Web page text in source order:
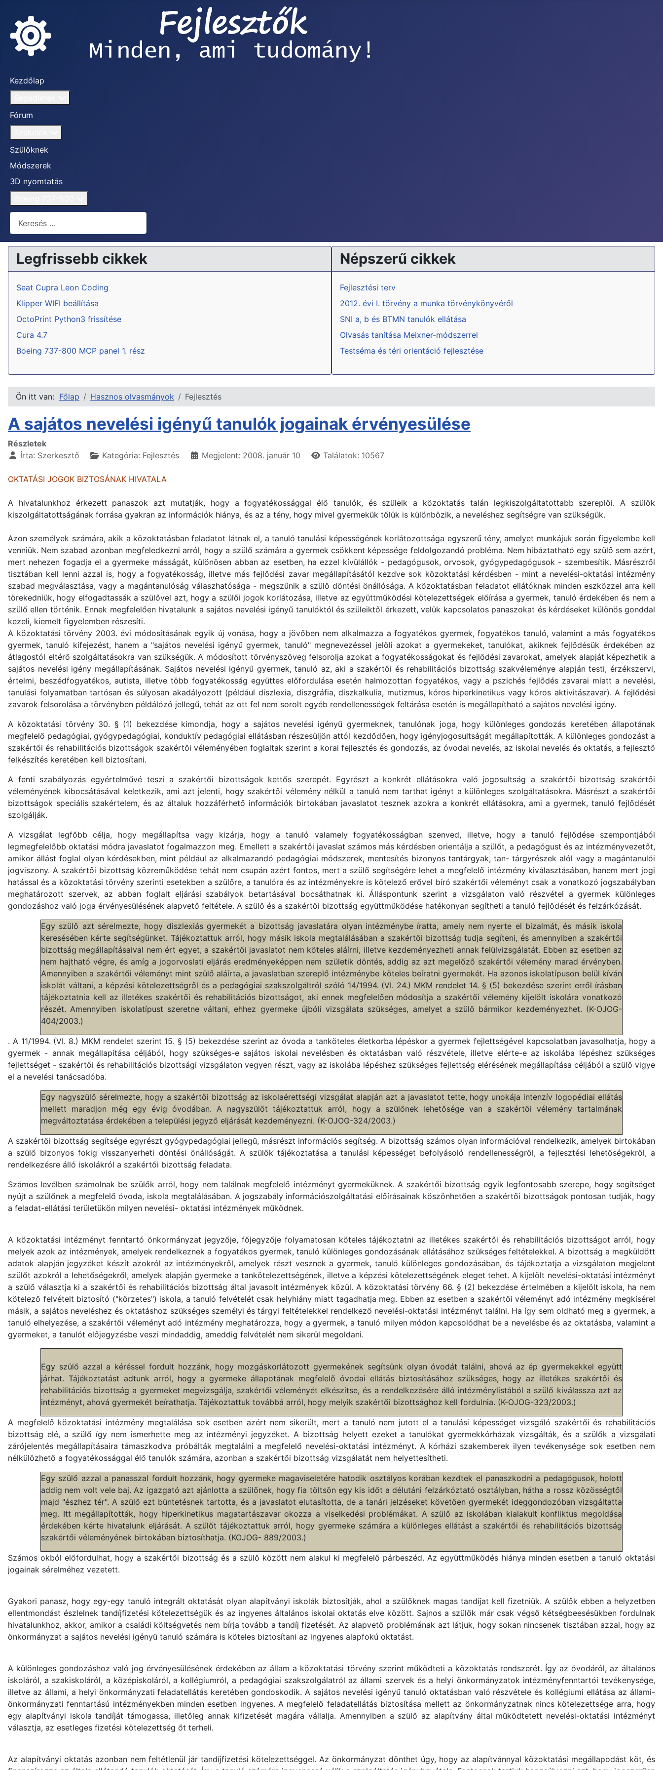
Kezdőlap
Fórum
Szülőknek
Módszerek
3D nyomtatás
Keresés...
Legfrissebb cikkek
Seat Cupra Leon Coding
Klipper WIFI beállítása
OctoPrint Python3 frissítése
Cura 4.7
Boeing 737-800 MCP panel 1. rész
Népszerű cikkek
Fejlesztési terv
2012. évi I. törvény a munka törvénykönyvéről
SNI a, b és BTMN tanulók ellátása
Olvasás tanítása Meixner-módszerrel
Testséma és téri orientáció fejlesztése
Ön itt van: Főlap Hasznos olvasmányok Fejlesztés
A sajátos nevelési igényű tanulók jogainak érvényesülése
Részletek
Írta: Szerkesztő Kategória: Fejlesztés Megjelent: 2008. január 10 Találatok: 10567
OKTATÁSI JOGOK BIZTOSÁNAK HIVATALA
A hivatalunkhoz érkezett panaszok azt mutatják, hogy a fogyatékossággal élő tanulók, és szüleik a közoktatás talán legkiszolgáltatottabb szereplői. A szülők
kiszolgáltatottságának forrása gyakran az információk hiánya, és az a tény, hogy mivel gyermekük tőlük is különbözik, a neveléshez segítségre van szükségük.
Azon személyek számára, akik a közoktatásban feladatot látnak el, a tanuló tanulási képességének korlátozottsága egyszerű tény, amelyet munkájuk során figyelembe kell
venniük. Nem szabad azonban megfeledkezni arról, hogy a szülő számára a gyermek csökkent képessége feldolgozandó probléma. Nem hibáztatható egy szülő sem azért,
mert nehezen fogadja el a gyermeke másságát, különösen abban az esetben, ha ezzel kívülállók - pedagógusok, orvosok, gyógypedagógusok - szembesítik. Másrészről
tisztában kell lenni azzal is, hogy a fogyatékosság, illetve más fejlődési zavar megállapításától kezdve sok közoktatási kérdésben - mint a nevelési-oktatási intézmény
szabad megválasztása, vagy a magántanulóság válaszhatósága - megszűnik a szülő döntési önállósága. A közoktatásban feladatot ellátóknak minden eszközzel arra kell
törekedniük, hogy elfogadtassák a szülővel azt, hogy a szülői jogok korlátozása, illetve az együttműködési kötelezettségek előírása a gyermek, tanuló érdekében és nem a
szülő ellen történik. Ennek megfelelően hivatalunk a sajátos nevelési igényű tanulóktól és szüleiktől érkezett, velük kapcsolatos panaszokat és kérdéseket különös gonddal
kezeli, kiemelt figyelemben részesíti.
A közoktatási törvény 2003. évi módosításának egyik új vonása, hogy a jövőben nem alkalmazza a fogyatékos gyermek, fogyatékos tanuló, valamint a más fogyatékos
gyermek, tanuló kifejezést, hanem a "sajátos nevelési igényű gyermek, tanuló" megnevezéssel jelöli azokat a gyermekeket, tanulókat, akiknek fejlődésük érdekében az
átlagostól eltérő szolgáltatásokra van szükségük. A módosított törvényszöveg felsorolja azokat a fogyatékosságokat és fejlődési zavarokat, amelyek alapját képezhetik a
sajátos nevelési igény megállapításának. Sajátos nevelési igényű gyermek, tanuló az, aki a szakértői és rehabilitációs bizottság szakvéleménye alapján testi, érzékszervi,
értelmi, beszédfogyatékos, autista, illetve több fogyatékosság együttes előfordulása esetén halmozottan fogyatékos, vagy a pszichés fejlődés zavarai miatt a nevelési,
tanulási folyamatban tartósan és súlyosan akadályozott (például diszlexia, diszgráfia, diszkalkulia, mutizmus, kóros hiperkinetikus vagy kóros aktivitászavar). A fejlődési
zavarok felsorolása a törvényben példálózó jellegű, tehát az ott fel nem sorolt egyéb rendellenességek feltárása esetén is megállapítható a sajátos nevelési igény.
A közoktatási törvény 30. § (1) bekezdése kimondja, hogy a sajátos nevelési igényű gyermeknek, tanulónak joga, hogy különleges gondozás keretében állapotának
megfelelő pedagógiai, gyógypedagógiai, konduktív pedagógiai ellátásban részesüljön attól kezdődően, hogy igényjogosultságát megállapították. A különleges gondozást a
szakértői és rehabilitációs bizottságok szakértői véleményében foglaltak szerint a korai fejlesztés és gondozás, az óvodai nevelés, az iskolai nevelés és oktatás, a fejlesztő
felkészítés keretében kell biztosítani.
A fenti szabályozás egyértelművé teszi a szakértői bizottságok kettős szerepét. Egyrészt a konkrét ellátásokra való jogosultság a szakértői bizottság szakértői
véleményének kibocsátásával keletkezik, ami azt jelenti, hogy szakértői vélemény nélkül a tanuló nem tarthat igényt a különleges szolgáltatásokra. Másrészt a szakértői
bizottságok speciális szakértelem, és az általuk hozzáférhető információk birtokában javaslatot tesznek azokra a konkrét ellátásokra, ami a gyermek, tanuló fejlődését
szolgálják.
A vizsgálat legfőbb célja, hogy megállapítsa vagy kizárja, hogy a tanuló valamely fogyatékosságban szenved, illetve, hogy a tanuló fejlődése szempontjából
legmegfelelőbb oktatási módra javaslatot fogalmazzon meg. Emellett a szakértői javaslat számos más kérdésben orientálja a szülőt, a pedagógust és az intézményvezetőt,
amikor állást foglal olyan kérdésekben, mint például az alkalmazandó pedagógiai módszerek, mentesítés bizonyos tantárgyak, tan- tárgyrészek alól vagy a magántanulói
jogviszony. A szakértői bizottság közreműködése tehát nem csupán azért fontos, mert a szülő segítségére lehet a megfelelő intézmény kiválasztásában, hanem mert jogi
hatással és a közoktatási törvény szerinti esetekben a szülőre, a tanulóra és az intézményekre is kötelező erővel bíró szakértői véleményt csak a vonatkozó jogszabályban
meghatározott szervek, az abban foglalt eljárási szabályok betartásával bocsáthatnak ki. Álláspontunk szerint a vizsgálaton való részvétel a gyermek különleges
gondozáshoz való joga érvényesülésének alapvető feltétele. A szülő és a szakértői bizottság együttműködése hatékonyan segítheti a tanuló fejlődését és felzárkózását.
Egy szülő azt sérelmezte, hogy diszlexiás gyermekét a bizottság javaslatára olyan intézménybe íratta, amely nem nyerte el bizalmát, és másik iskola
keresésében kérte segítségünket. Tájékoztattuk arról, hogy másik iskola megtalálásában a szakértői bizottság tudja segíteni, és amennyiben a szakértői
bizottság megállapításaival nem ért egyet, a szakértői javaslatot nem köteles aláírni, illetve kezdeményezheti annak felülvizsgálatát. Ebben az esetben az
nem hajtható végre, és amíg a jogorvoslati eljárás eredményeképpen nem születik döntés, addig az azt megelőző szakértői vélemény marad érvényben.
Amennyiben a szakértői véleményt mint szülő aláírta, a javaslatban szereplő intézménybe köteles beíratni gyermekét. Ha azonos iskolatípuson belül kíván
iskolát váltani, a képzési kötelezettségről és a pedagógiai szakszolgáltról szóló 14/1994. (VI. 24.) MKM rendelet 14. § (5) bekezdése szerint erről írásban
tájékoztatnia kell az illetékes szakértői és rehabilitációs bizottságot, aki ennek megfelelően módosítja a szakértői vélemény kijelölt iskolára vonatkozó
részét. Amennyiben iskolatípust szeretne váltani, ehhez gyermeke újbóli vizsgálata szükséges, amelyet a szülő bármikor kezdeményezhet. (K-OJOG-
404/2003.)
. A 11/1994. (VI. 8.) MKM rendelet szerint 15. § (5) bekezdése szerint az óvoda a tanköteles életkorba lépéskor a gyermek fejlettségével kapcsolatban javasolhatja, hogy a
gyermek - annak megállapítása céljából, hogy szükséges-e sajátos iskolai nevelésben és oktatásban való részvétele, illetve elérte-e az iskolába lépéshez szükséges
fejlettséget - szakértői és rehabilitációs bizottsági vizsgálaton vegyen részt, vagy az iskolába lépéshez szükséges fejlettség elérésének megállapítása céljából a szülő vigye
el a nevelési tanácsadóba.
Egy nagyszülő sérelmezte, hogy a szakértői bizottság az iskolaérettségi vizsgálat alapján azt a javaslatot tette, hogy unokája intenzív logopédiai ellátás
mellett maradjon még egy évig óvodában. A nagyszülőt tájékoztattuk arról, hogy a szülőnek lehetősége van a szakértői vélemény tartalmának
megváltoztatása érdekében a települési jegyző eljárását kezdeményezni. (K-OJOG-324/2003.)
A szakértői bizottság segítsége egyrészt gyógypedagógiai jellegű, másrészt információs segítség. A bizottság számos olyan információval rendelkezik, amelyek birtokában
a szülő bizonyos fokig visszanyerheti döntési önállóságát. A szülők tájékoztatása a tanulási képességet befolyásoló rendellenességről, a fejlesztési lehetőségekről, a
rendelkezésre álló iskolákról a szakértői bizottság feladata.
Számos levélben számolnak be szülők arról, hogy nem találnak megfelelő intézményt gyermeküknek. A szakértői bizottság egyik legfontosabb szerepe, hogy segítséget
nyújt a szülőnek a megfelelő óvoda, iskola megtalálásában. A jogszabály információszolgáltatási előírásainak köszönhetően a szakértői bizottságok pontosan tudják, hogy
a feladat-ellátási területükön milyen nevelési- oktatási intézmények működnek.
A közoktatási intézményt fenntartó önkormányzat jegyzője, főjegyzője folyamatosan köteles tájékoztatni az illetékes szakértői és rehabilitációs bizottságot arról, hogy
melyek azok az intézmények, amelyek rendelkeznek a fogyatékos gyermek, tanuló különleges gondozásának ellátásához szükséges feltételekkel. A bizottság a megküldött
adatok alapján jegyzéket készít azokról az intézményekről, amelyek részt vesznek a gyermek, tanuló különleges gondozásában, és tájékoztatja a vizsgálaton megjelent
szülőt azokról a lehetőségekről, amelyek alapján gyermeke a tankötelezettségének, illetve a képzési kötelezettségének eleget tehet. A kijelölt nevelési-oktatási intézményt
a szülő választja ki a szakértői és rehabilitációs bizottság által javasolt intézmények közül. A közoktatási törvény 66. § (2) bekezdése értelmében a kijelölt iskola, ha nem
kötelező felvételt biztosító ("körzetes") iskola, a tanuló felvételét csak helyhiány miatt tagadhatja meg. Ebben az esetben a szakértői véleményt adó intézmény megkísérel
másik, a sajátos neveléshez és oktatáshoz szükséges személyi és tárgyi feltételekkel rendelkező nevelési-oktatási intézményt találni. Ha így sem oldható meg a gyermek, a
tanuló elhelyezése, a szakértői véleményt adó intézmény meghatározza, hogy a gyermek, a tanuló milyen módon kapcsolódhat be a nevelésbe és az oktatásba, valamint a
gyermeket, a tanulót előjegyzésbe veszi mindaddig, ameddig felvételét nem sikerül megoldani.
Egy szülő azzal a kéréssel fordult hozzánk, hogy mozgáskorlátozott gyermekének segítsünk olyan óvodát találni, ahová az ép gyermekekkel együtt
járhat. Tájékoztatást adtunk arról, hogy a gyermeke állapotának megfelelő óvodai ellátás biztosításához szükséges, hogy az illetékes szakértői és
rehabilitációs bizottság a gyermeket megvizsgálja, szakértői véleményét elkészítse, és a rendelkezésére álló intézménylistából a szülő kiválassza azt az
intézményt, ahová gyermekét beírathatja. Tájékoztattuk továbbá arról, hogy melyik szakértői bizottsághoz kell fordulnia. (K-OJOG-323/2003.)
A megfelelő közoktatási intézmény megtalálása sok esetben azért nem sikerült, mert a tanuló nem jutott el a tanulási képességet vizsgáló szakértői és rehabilitációs
bizottság elé, a szülő így nem ismerhette meg az intézményi jegyzéket. A bizottság helyett ezeket a tanulókat gyermekkórházak vizsgálták, és a szülők a vizsgálati
zárójelentés megállapításaira támaszkodva próbálták megtalálni a megfelelő nevelési-oktatási intézményt. A kórházi szakemberek ilyen tevékenysége sok esetben nem
nélkülözhető a fogyatékossággal élő tanulók számára, azonban a szakértői bizottság vizsgálatát nem helyettesítheti.
Egy szülő azzal a panasszal fordult hozzánk, hogy gyermeke magaviseletére hatodik osztályos korában kezdtek el panaszkodni a pedagógusok, holott
addig nem volt vele baj. Az igazgató azt ajánlotta a szülőnek, hogy fia töltsön egy kis időt a délutáni felzárkóztató osztályban, hátha a rossz közösségtől
majd "észhez tér". A szülő ezt büntetésnek tartotta, és a javaslatot elutasította, de a tanári jelzéseket követően gyermekét ideggondozóban vizsgáltatta
meg. Itt megállapították, hogy hiperkinetikus magatartászavar okozza a viselkedési problémákat. A szülő az iskolában kialakult konfliktus megoldása
érdekében kérte hivatalunk eljárását. A szülőt tájékoztattuk arról, hogy gyermeke számára a különleges ellátást a szakértői és rehabilitációs bizottság
szakértői véleményének birtokában biztosíthatja. (KOJOG- 889/2003.)
Számos okból előfordulhat, hogy a szakértői bizottság és a szülő között nem alakul ki megfelelő párbeszéd. Az együttműködés hiánya minden esetben a tanuló oktatási
jogainak sérelméhez vezetett.
Gyakori panasz, hogy egy-egy tanuló integrált oktatását olyan alapítványi iskolák biztosítják, ahol a szülőknek magas tandíjat kell fizetniük. A szülők ebben a helyzetben
ellentmondást észlelnek tandíjfizetési kötelezettségük és az ingyenes általános iskolai oktatás elve között. Sajnos a szülők már csak végső kétségbeesésükben fordulnak
hivatalunkhoz, akkor, amikor a családi költségvetés nem bírja tovább a tandíj fizetését. Az alapvető problémának azt látjuk, hogy sokan nincsenek tisztában azzal, hogy az
önkormányzat a sajátos nevelési igényű tanuló számára is köteles biztosítani az ingyenes alapfokú oktatást.
A különleges gondozáshoz való jog érvényesülésének érdekében az állam a közoktatási törvény szerint működteti a közoktatás rendszerét. Így az óvodáról, az általános
iskoláról, a szakiskoláról, a középiskoláról, a kollégiumról, a pedagógiai szakszolgálatról az állami szervek és a helyi önkormányzatok intézményfenntartói tevékenysége,
illetve az állami, a helyi önkormányzati feladatellátás keretében gondoskodik. A sajátos nevelési igényű tanuló oktatásban való részvétele és kollégiumi ellátása az állami-
önkormányzati fenntartású intézményekben minden esetben ingyenes. A megfelelő feladatellátás biztosítása mellett az önkormányzatnak nincs kötelezettsége arra, hogy
egy alapítványi iskola tandíját támogassa, illetőleg annak kifizetését magára vállalja. Amennyiben a szülő az alapítvány által működtetett nevelési-oktatási intézményt
választja, az esetleges fizetési kötelezettség őt terheli.
Az alapítványi oktatás azonban nem feltétlenül jár tandíjfizetési kötelezettséggel. Az önkormányzat dönthet úgy, hogy az alapítvánnyal közoktatási megállapodást köt, és